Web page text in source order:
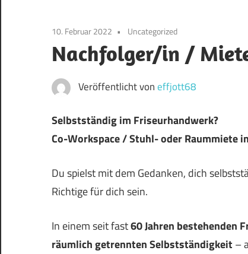
10. Februar 2022 Uncategorized
Nachfolger/in /
Veröffentlicht voneffjott68
Selbstständig im Friseurhandwerk?
Co-Workspace / Stuhl- oder Raummiete
Du spielst mit dem Gedanken, dich
Richtige für dich sein.
In einem seit fast60 Jahren bestehenden
räumlich getrennten Selbstständigkeit –